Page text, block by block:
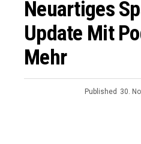
Neuartiges
Update Mit
Mehr
Published 30.